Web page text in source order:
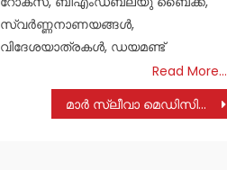
സ്വര്‍ണ്ണനാണയങ്ങള്‍,
വിദേശയാത്രകള്‍, ഡയമണ്ട്
Read More…
മാർ സ്ലീവാ മെഡിസിറ്റിയിൽ ദി റീ കണക്ട് – ഡിമൻഷ്യ കെയർ പ്രോ​ഗ്രാം ആരംഭിച്ചു